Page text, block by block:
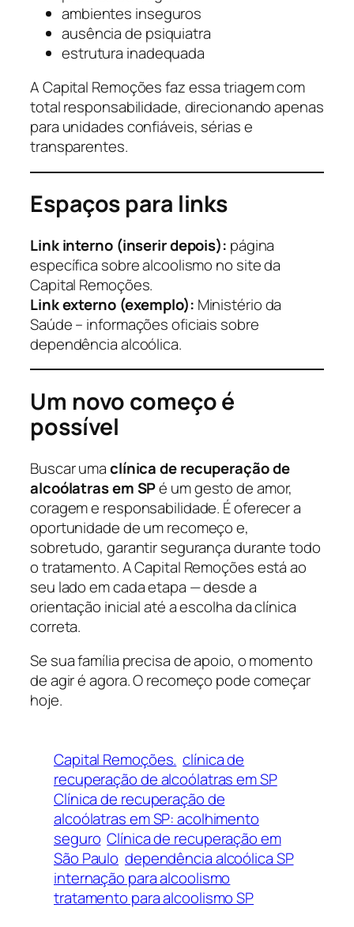
ambientes inseguros
ausência de psiquiatra
estrutura inadequada
A Capital Remoções faz essa triagem com
total responsabilidade, direcionando apenas
para unidades confiáveis, sérias e
transparentes.
Espaços para links
Link interno (inserir depois): página
específica sobre alcoolismo no site da
Capital Remoções.
Link externo (exemplo): Ministério da
Saúde – informações oficiais sobre
dependência alcoólica.
Um novo começo é
possível
Buscar umaclínica de recuperação de
alcoólatras em SPé um gesto de amor,
coragem e responsabilidade. É oferecer a
oportunidade de um recomeço e,
sobretudo, garantir segurança durante todo
o tratamento. A Capital Remoções está ao
seu lado em cada etapa — desde a
orientação inicial até a escolha da clínica
correta.
Se sua família precisa de apoio, o momento
de agir é agora. O recomeço pode começar
hoje.
Capital Remoções. clínica de
recuperação de alcoólatras em SP
Clínica de recuperação de
alcoólatras em SP: acolhimento
seguro Clínica de recuperação em
São Paulo dependência alcoólica SP
internação para alcoolismo
tratamento para alcoolismo SP